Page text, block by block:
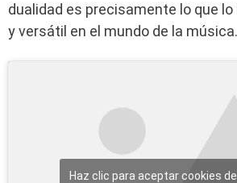
dualidad es precisamente lo que lo
y versátil en el mundo de la música.
Haz clic para aceptar cookies